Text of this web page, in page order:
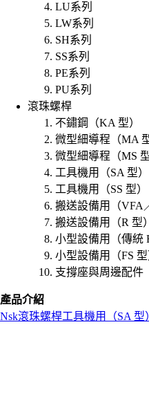
LU系列
LW系列
SH系列
SS系列
PE系列
PU系列
滾珠螺桿
不鏽鋼（KA 型）
微型細導程（MA
微型細導程（MS 型
工具機用（SA 型）
工具機用（SS 型）
搬送設備用（VFA
搬送設備用（R 型）
小型設備用（傳統
小型設備用（FS 型
支撐座與周邊配件
產品介紹
Nsk滾珠螺桿工具機用（SA 型